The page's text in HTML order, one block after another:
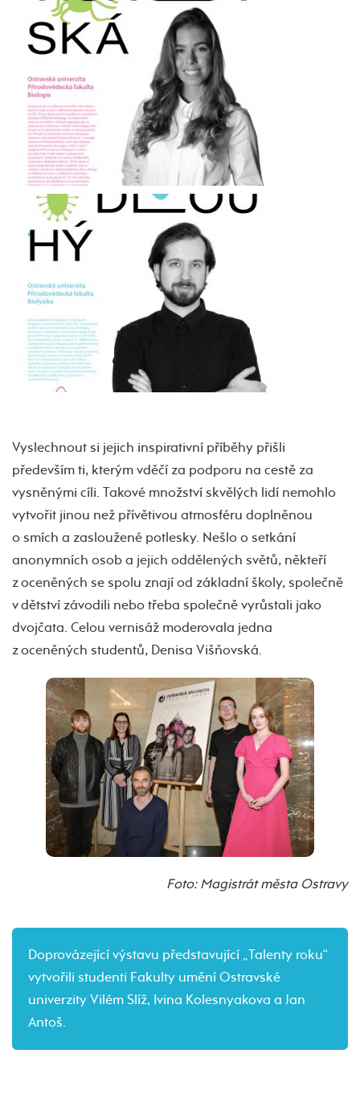
Vyslechnout si jejich inspirativní příběhy přišli
především ti, kterým vděčí za podporu na cestě za
vysněnými cíli. Takové množství skvělých lidí nemohlo
vytvořit jinou než přívětivou atmosféru doplněnou
o smích a zasloužené potlesky. Nešlo o setkání
anonymních osob a jejich oddělených světů, někteří
z oceněných se spolu znají od základní školy, společně
v dětství závodili nebo třeba společně vyrůstali jako
dvojčata. Celou vernisáž moderovala jedna
z oceněných studentů, Denisa Višňovská.
Foto: Magistrát města Ostravy
Doprovázející výstavu představující „Talenty roku“
vytvořili studenti Fakulty umění Ostravské
univerzity Vilém Slíž, Ivina Kolesnyakova a Jan
Antoš.